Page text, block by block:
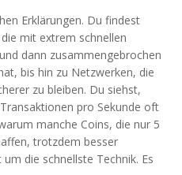
Erklärungen. Du findest
mit extrem schnellen
dann zusammengebrochen
bis hin zu Netzwerken, die
zu bleiben. Du siehst,
pro Sekunde oft
manche Coins, die nur 5
trotzdem besser
die schnellste Technik. Es